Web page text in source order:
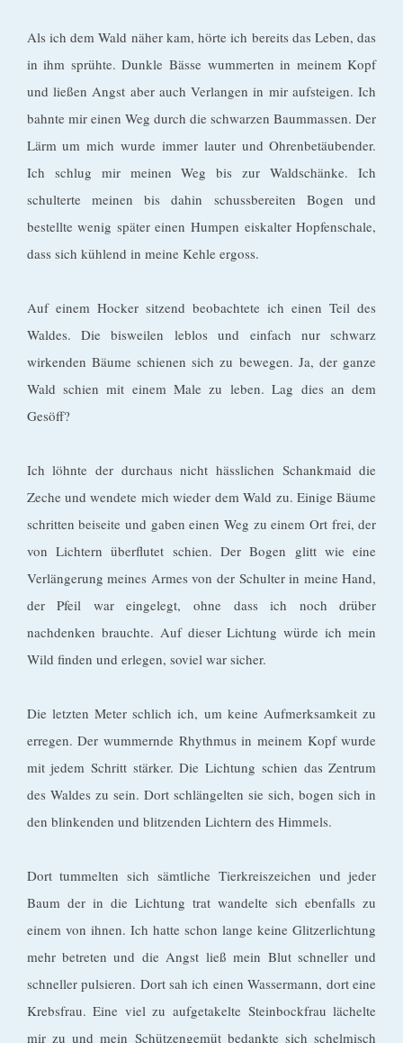
Als ich dem Wald näher kam, hörte ich bereits das Leben, das
in ihm sprühte. Dunkle Bässe wummerten in meinem Kopf
und ließen Angst aber auch Verlangen in mir aufsteigen. Ich
bahnte mir einen Weg durch die schwarzen Baummassen. Der
Lärm um mich wurde immer lauter und Ohrenbetäubender.
Ich schlug mir meinen Weg bis zur Waldschänke. Ich
schulterte meinen bis dahin schussbereiten Bogen und
bestellte wenig später einen Humpen eiskalter Hopfenschale,
dass sich kühlend in meine Kehle ergoss.
Auf einem Hocker sitzend beobachtete ich einen Teil des
Waldes. Die bisweilen leblos und einfach nur schwarz
wirkenden Bäume schienen sich zu bewegen. Ja, der ganze
Wald schien mit einem Male zu leben. Lag dies an dem
Gesöff?
Ich löhnte der durchaus nicht hässlichen Schankmaid die
Zeche und wendete mich wieder dem Wald zu. Einige Bäume
schritten beiseite und gaben einen Weg zu einem Ort frei, der
von Lichtern überflutet schien. Der Bogen glitt wie eine
Verlängerung meines Armes von der Schulter in meine Hand,
der Pfeil war eingelegt, ohne dass ich noch drüber
nachdenken brauchte. Auf dieser Lichtung würde ich mein
Wild finden und erlegen, soviel war sicher.
Die letzten Meter schlich ich, um keine Aufmerksamkeit zu
erregen. Der wummernde Rhythmus in meinem Kopf wurde
mit jedem Schritt stärker. Die Lichtung schien das Zentrum
des Waldes zu sein. Dort schlängelten sie sich, bogen sich in
den blinkenden und blitzenden Lichtern des Himmels.
Dort tummelten sich sämtliche Tierkreiszeichen und jeder
Baum der in die Lichtung trat wandelte sich ebenfalls zu
einem von ihnen. Ich hatte schon lange keine Glitzerlichtung
mehr betreten und die Angst ließ mein Blut schneller und
schneller pulsieren. Dort sah ich einen Wassermann, dort eine
Krebsfrau. Eine viel zu aufgetakelte Steinbockfrau lächelte
mir zu und mein Schützengemüt bedankte sich schelmisch